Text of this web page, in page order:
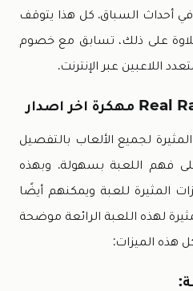
في أحداث السباق. كل هذا يتوقف
على ذلك، تسابق مع خصوم
اللاعبين عبر الإنترنت.
لجميع الألعاب بالتفصيل
فهم اللعبة بسهولة. وبهذه
المثيرة للعبة ويمكنهم أيضًا
لهذه اللعبة الرائعة موضحة
هذه الميزات: